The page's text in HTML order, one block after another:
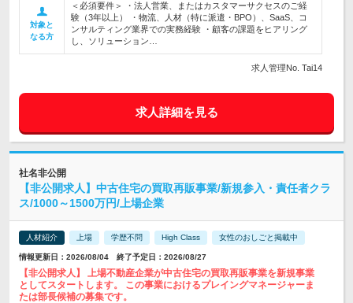
対象と
なる方
＜必須要件＞ ・法人営業、またはカスタマーサクセスのご経
験（3年以上） ・物流、人材（特に派遣・BPO）、SaaS、コ
ンサルティング業界での実務経験 ・顧客の課題をヒアリング
し、ソリューション…
求人管理No. Tai14
求人詳細を見る
社名非公開
【非公開求人】中古住宅の買取再販事業/新規参入・責任者クラ
ス/1000～1500万円/上場企業
人材紹介 上場 学歴不問 High Class 女性のおしごと掲載中
情報更新日：2026/08/04 終了予定日：2026/08/27
【非公開求人】 上場不動産企業が中古住宅の買取再販事業を新規事業
としてスタートします。 この事業におけるプレイングマネージャーま
たは部長候補の募集です。